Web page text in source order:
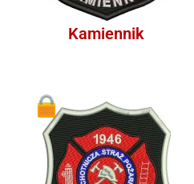
Kamiennik